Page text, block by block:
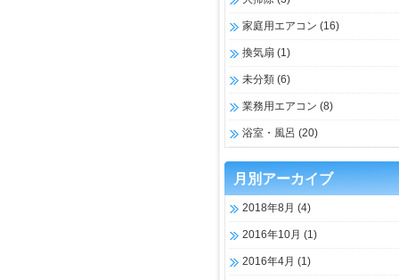
家庭用エアコン (16)
換気扇 (1)
未分類 (6)
業務用エアコン (8)
浴室・風呂 (20)
月別アーカイブ
2018年8月 (4)
2016年10月 (1)
2016年4月 (1)